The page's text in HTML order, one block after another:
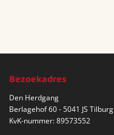
Bezoekadres
Den Herdgang
Berlagehof 60 - 5041 JS Tilburg
KvK-nummer: 89573552